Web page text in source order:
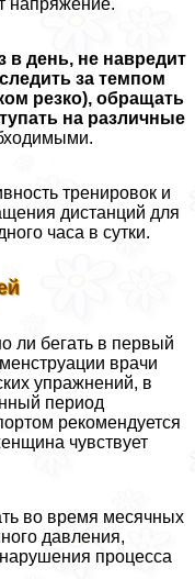
напряжение.
в день, не навредит
за темпом
резко), обращать
на различные
тренировок и
дистанций для
часа в сутки.
ли бегать в первый
врачи
упражнений, в
период
рекомендуется
чувствует
во время мecячных
давления,
нарушения процесса